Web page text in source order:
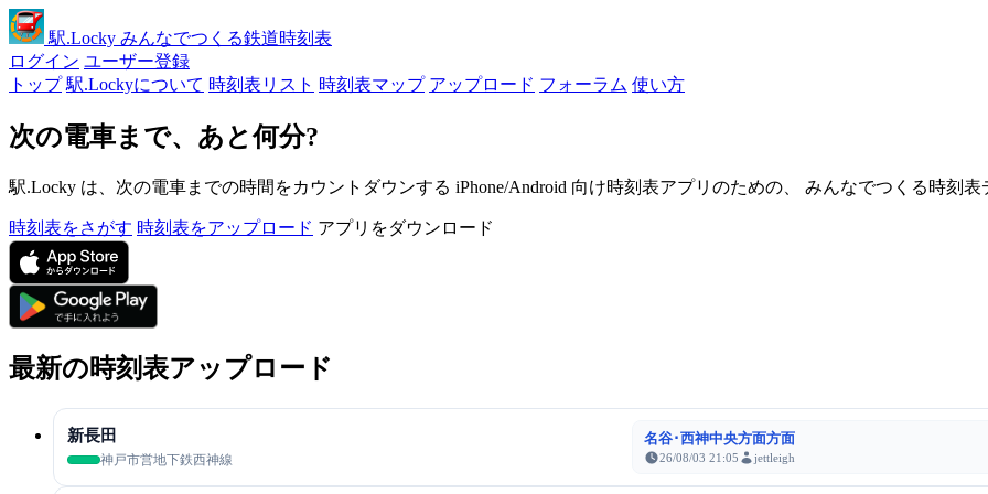
駅.Locky みんなでつくる鉄道時刻表
ログイン ユーザー登録
トップ 駅.Lockyについて 時刻表リスト 時刻表マップ アップロード フォーラム 使い方
次の電車まで、あと何分?
駅.Locky は、次の電車までの時間をカウントダウンする iPhone/Android 向け時刻表アプリのための、 みんなでつくる時刻表
時刻表をさがす 時刻表をアップロード アプリをダウンロード
最新の時刻表アップロード
新長田
神戸市営地下鉄西神線
名谷･西神中央方面方面
26/08/03 21:05 jettleigh